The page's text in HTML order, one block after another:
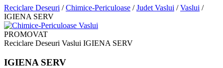
Reciclare Deseuri /Chimice-Periculoase /Judet Vaslui /Vaslui /
IGIENA SERV
PROMOVAT
Reciclare Deseuri Vaslui IGIENA SERV
IGIENA SERV